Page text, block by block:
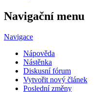
Navigační menu
Navigace
Nápověda
Nástěnka
Diskusní fórum
Vytvořit nový článek
Poslední změny